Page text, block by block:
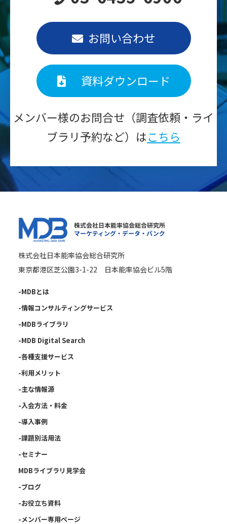
お問い合わせ
資料ダウンロード
メンバー様のお問合せ（調査依頼・ライ
ブラリ予約など）はこちら
株式会社日本能率協会総合研究所
東京都港区芝公園3-1-22 日本能率協会ビル5階
-MDBとは
-情報コンサルティングサービス
-MDBライブラリ
-MDB Digital Search
-各種支援サービス
-利用メリット
-主な情報源
-入会方法・料金
-導入事例
-課題別活用法
-セミナー
MDBライブラリ見学会
-ブログ
-お役立ち資料
-メンバー専用ページ